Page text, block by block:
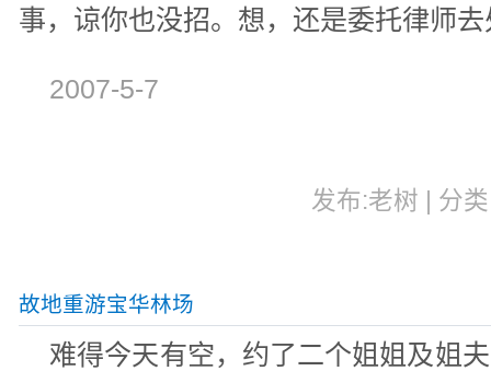
事，谅你也没招。想，还是委托律师
2007-5-7
发布:老树 | 分
故地重游宝华林场
难得今天有空，约了二个姐姐及姐